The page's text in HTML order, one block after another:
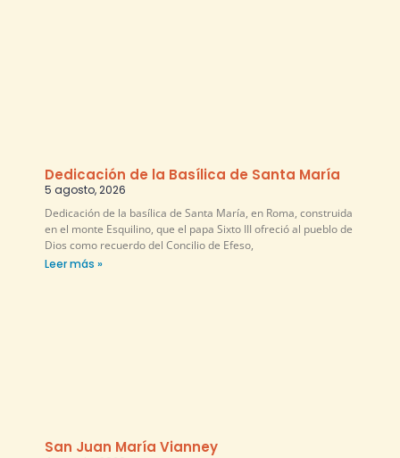
Dedicación de la Basílica de Santa María
5 agosto, 2026
Dedicación de la basílica de Santa María, en Roma, construida
en el monte Esquilino, que el papa Sixto III ofreció al pueblo de
Dios como recuerdo del Concilio de Efeso,
Leer más »
San Juan María Vianney